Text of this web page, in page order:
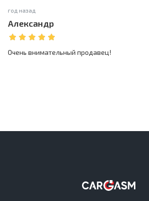
год назад
Александр
Очень внимательный продавец!